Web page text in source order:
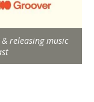
releasing music